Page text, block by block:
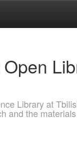
Library at
and the